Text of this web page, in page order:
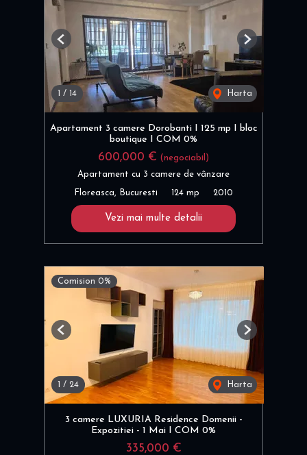
1 / 14 Harta
Previous Next
Apartament 3 camere Dorobanti I 125 mp I bloc
boutique I COM 0%
600,000 € (negociabil)
Apartament cu 3 camere de vânzare
Floreasca, Bucuresti 124 mp 2010
Vezi mai multe detalii
Comision 0%
1 / 24 Harta
Previous Next
3 camere LUXURIA Residence Domenii -
Expozitiei - 1 Mai I COM 0%
335,000 €